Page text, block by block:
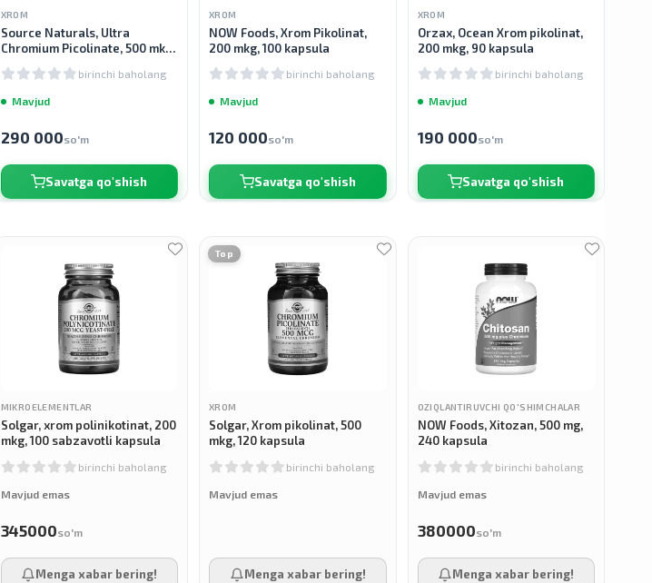
XROM
Source Naturals, Ultra
Chromium Picolinate, 500 mkg,
birinchi baholang
Mavjud
290 000so'm
Savatga qo'shish
XROM
NOW Foods, Xrom Pikolinat,
200 mkg, 100 kapsula
birinchi baholang
Mavjud
120 000so'm
Savatga qo'shish
XROM
Orzax, Ocean Xrom pikolinat,
200 mkg, 90 kapsula
birinchi baholang
Mavjud
190 000so'm
Savatga qo'shish
MIKROELEMENTLAR
Solgar, xrom polinikotinat, 200
mkg, 100 sabzavotli kapsula
birinchi baholang
Mavjud emas
345000so'm
Menga xabar bering!
Top
XROM
Solgar, Xrom pikolinat, 500
mkg, 120 kapsula
birinchi baholang
Mavjud emas
Menga xabar bering!
OZIQLANTIRUVCHI QO'SHIMCHALAR
NOW Foods, Xitozan, 500 mg,
240 kapsula
birinchi baholang
Mavjud emas
380000so'm
Menga xabar bering!